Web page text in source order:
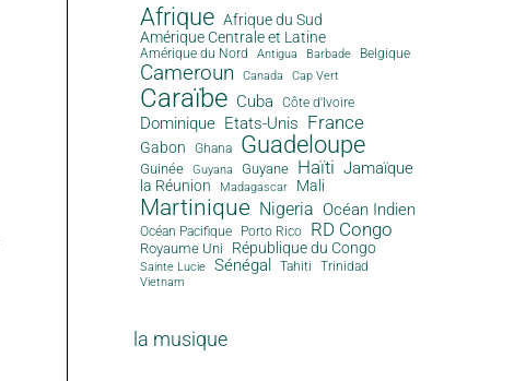
Afrique Afrique du Sud
Amérique Centrale et Latine
Amérique du Nord Antigua Barbade Belgique
Cameroun Canada Cap Vert
Caraïbe Cuba Côte d'Ivoire
Dominique Etats-Unis France
Gabon Ghana Guadeloupe
Guinée Guyana Guyane Haïti Jamaïque
la Réunion Madagascar Mali
Martinique Nigeria Océan Indien
Océan Pacifique Porto Rico RD Congo
Royaume Uni République du Congo
Sainte Lucie Sénégal Tahiti Trinidad
Vietnam
la musique